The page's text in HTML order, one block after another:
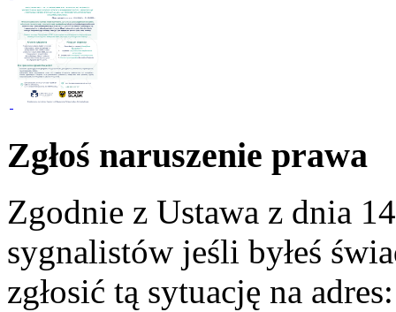
Zgłoś naruszenie prawa
Zgodnie z Ustawa z dnia
sygnalistów jeśli byłeś
zgłosić tą sytuację na